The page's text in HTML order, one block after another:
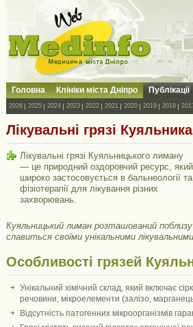
Головна Клініки міста Дніпро Публікації
2026 2025 2024 2023 2022 2021 2020 2019 2018
Лікувальні грязі Куяльника
Лікувальні грязі Куяльницького лиману
— це природний оздоровчий ресурс, який
широко застосовується в бальнеології та
фізіотерапії для лікування різних
захворювань.
Куяльницький лиман розташований поблизу
славиться своїми унікальними
Особливості грязей
Унікальний хімічний склад, який включає
речовини, мікроелементи (залізо,
Відсутність патогенних мікроорганізмів